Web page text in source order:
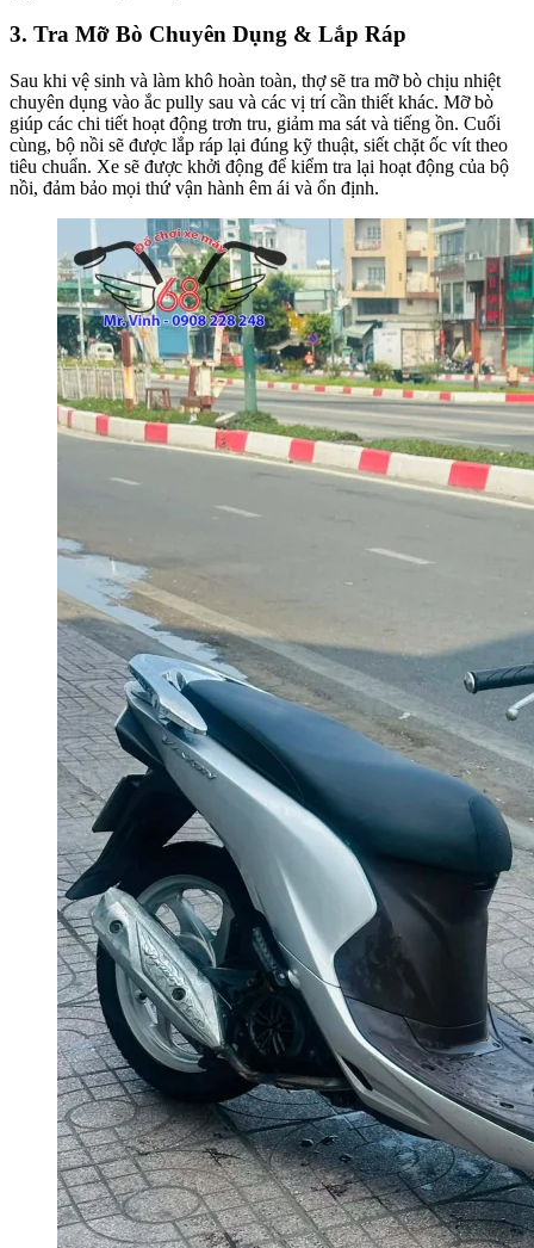
3. Tra Mỡ Bò Chuyên Dụng & Lắp Ráp
Sau khi vệ sinh và làm khô hoàn toàn, thợ sẽ tra mỡ bò chịu nhiệt
chuyên dụng vào ắc pully sau và các vị trí cần thiết khác. Mỡ bò
giúp các chi tiết hoạt động trơn tru, giảm ma sát và tiếng ồn. Cuối
cùng, bộ nồi sẽ được lắp ráp lại đúng kỹ thuật, siết chặt ốc vít theo
tiêu chuẩn. Xe sẽ được khởi động để kiểm tra lại hoạt động của bộ
nồi, đảm bảo mọi thứ vận hành êm ái và ổn định.